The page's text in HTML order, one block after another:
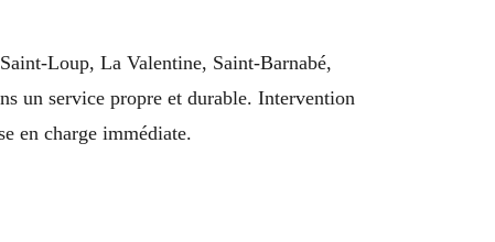
Loup, La Valentine, Saint-Barnabé,
un service propre et durable. Intervention
en charge immédiate.